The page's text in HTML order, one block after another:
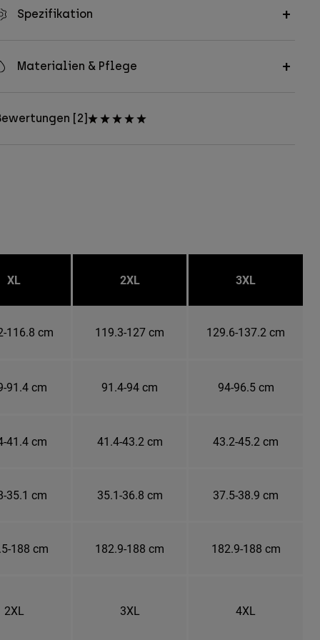
Spezifikation
Materialien & Pflege
[2]
XL 2XL 3XL
116.8 cm 119.3-127 cm 129.6-137.2 cm
91.4 cm 91.4-94 cm 94-96.5 cm
41.4 cm 41.4-43.2 cm 43.2-45.2 cm
35.1 cm 35.1-36.8 cm 37.5-38.9 cm
188 cm 182.9-188 cm 182.9-188 cm
2XL 3XL 4XL